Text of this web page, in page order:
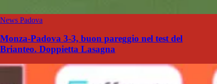
News Padova
Monza-Padova 3-3, buon pareggio nel test del
Brianteo. Doppietta Lasagna